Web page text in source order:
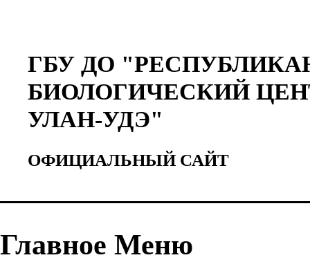
ГБУ ДО
БИОЛОГИЧЕСКИЙ
УЛАН-УДЭ"
ОФИЦИАЛЬНЫЙ САЙТ
Главное Меню